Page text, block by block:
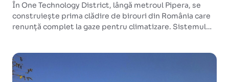
În One Technology District, lângă metroul Pipera, se
construiește prima clădire de birouri din România care
renunță complet la gaze pentru climatizare. Sistemul